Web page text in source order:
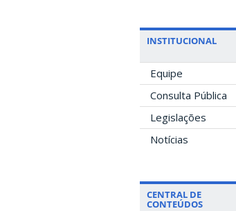
INSTITUCIONAL
Equipe
Consulta Pública
Legislações
Notícias
CENTRAL DE
CONTEÚDOS